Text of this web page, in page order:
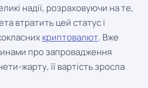
надії, розраховуючи на те,
втратить цей статус і
криптовалют. Вже
про запровадження
жарту, її вартість зросла